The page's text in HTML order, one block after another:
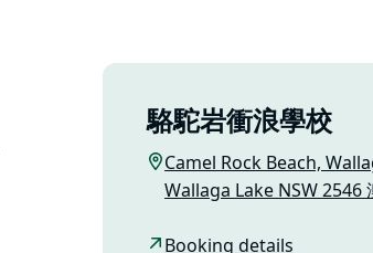
駱駝岩衝浪學校
Camel Rock Beach,
Wallaga Lake NSW 2546
Booking details